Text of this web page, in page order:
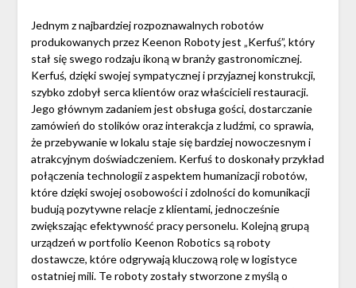
Jednym z najbardziej rozpoznawalnych robotów
produkowanych przez Keenon Roboty jest „Kerfuś”, który
stał się swego rodzaju ikoną w branży gastronomicznej.
Kerfuś, dzięki swojej sympatycznej i przyjaznej konstrukcji,
szybko zdobył serca klientów oraz właścicieli restauracji.
Jego głównym zadaniem jest obsługa gości, dostarczanie
zamówień do stolików oraz interakcja z ludźmi, co sprawia,
że przebywanie w lokalu staje się bardziej nowoczesnym i
atrakcyjnym doświadczeniem. Kerfuś to doskonały przykład
połączenia technologii z aspektem humanizacji robotów,
które dzięki swojej osobowości i zdolności do komunikacji
budują pozytywne relacje z klientami, jednocześnie
zwiększając efektywność pracy personelu. Kolejną grupą
urządzeń w portfolio Keenon Robotics są roboty
dostawcze, które odgrywają kluczową rolę w logistyce
ostatniej mili. Te roboty zostały stworzone z myślą o